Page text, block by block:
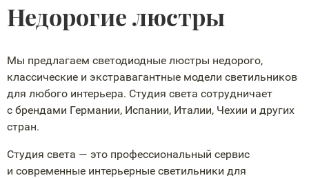
Недорогие люстры
Мы предлагаем светодиодные люстры недорого,
классические и экстравагантные модели светильников
для любого интерьера. Студия света сотрудничает
с брендами Германии, Испании, Италии, Чехии и других
стран.
Студия света — это профессиональный сервис
и современные интерьерные светильники для